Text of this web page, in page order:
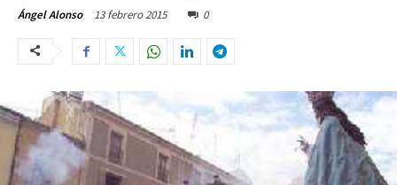
Ángel Alonso 13 febrero 2015 0